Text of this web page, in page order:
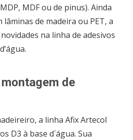
MDF ou de pinus). Ainda
lâminas de madeira ou PET, a
na linha de adesivos
de
a linha Afix Artecol
D3 à base d´água. Sua